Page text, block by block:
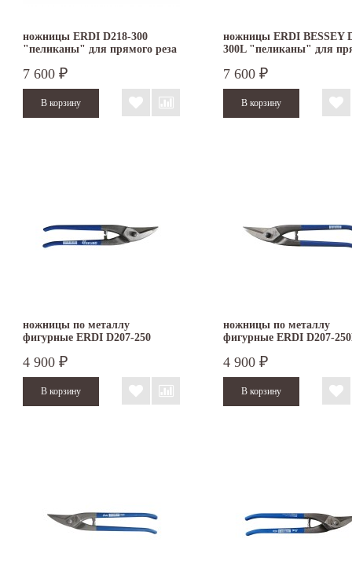
ножницы ERDI D218-300
"пеликаны" для прямого реза
7 600 ₽
ножницы ERDI BESSEY
300L "пеликаны" для
7 600 ₽
ножницы по металлу
фигурные ERDI D207-250
4 900 ₽
ножницы по металлу
фигурные ERDI D207-
4 900 ₽